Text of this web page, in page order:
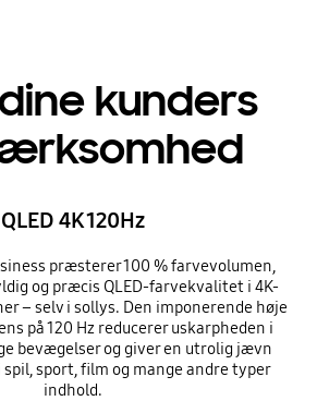
kunders
QLED 4K 120Hz
præsterer 100 % farvevolumen,
og præcis QLED-farvekvalitet i 4K-
– selv i sollys. Den imponerende høje
på 120 Hz reducerer uskarpheden i
bevægelser og giver en utrolig jævn
sport, film og mange andre typer
indhold.